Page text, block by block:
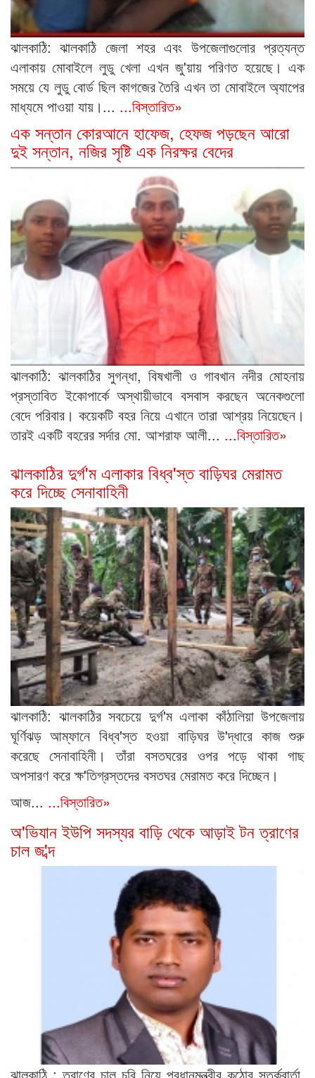
ঝালকাঠি: ঝালকাঠি জেলা শহর এবং উপজেলাগুলোর প্রত্যন্ত
এলাকায় মোবাইলে লুডু খেলা এখন জু'য়ায় পরিণত হয়েছে। এক
সময়ে যে লুডু বোর্ড ছিল কাগজের তৈরি এখন তা মোবাইলে অ্যাপের
মাধ্যমে পাওয়া যায়।... ...বিস্তারিত»
এক সন্তান কোরআনে হাফেজ, হেফজ পড়ছেন আরো
দুই সন্তান, নজির সৃষ্টি এক নিরক্ষর বেদের
ঝালকাঠি: ঝালকাঠির সুগন্ধা, বিষখালী ও গাবখান নদীর মোহনায়
প্রস্তাবিত ইকোপার্কে অস্থায়ীভাবে বসবাস করছেন অনেকগুলো
বেদে পরিবার। কয়েকটি বহর নিয়ে এখানে তারা আশ্রয় নিয়েছেন।
তারই একটি বহরের সর্দার মো. আশরাফ আলী... ...বিস্তারিত»
ঝালকাঠির দুর্গ'ম এলাকার বিধ্ব'স্ত বাড়িঘর মেরামত
করে দিচ্ছে সেনাবাহিনী
ঝালকাঠি: ঝালকাঠির সবচেয়ে দুর্গ'ম এলাকা কাঁঠালিয়া উপজেলায়
ঘূর্ণিঝড় আম্ফানে বিধ্ব'স্ত হওয়া বাড়িঘর উ'দ্ধারে কাজ শুরু
করেছে সেনাবাহিনী। তাঁরা বসতঘরের ওপর পড়ে থাকা গাছ
অপসারণ করে ক্ষ'তিগ্রস্তদের বসতঘর মেরামত করে দিচ্ছেন।
আজ... ...বিস্তারিত»
অ'ভিযান ইউপি সদস্যর বাড়ি থেকে আড়াই টন ত্রাণের
চাল জ'ব্দ